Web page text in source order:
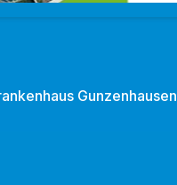
Gunzenhausen